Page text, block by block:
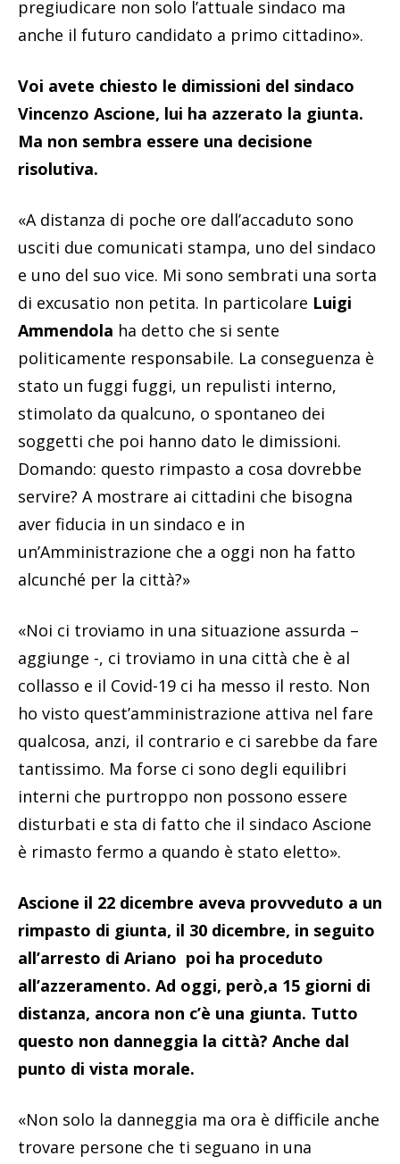
pregiudicare non solo l’attuale sindaco ma
anche il futuro candidato a primo cittadino».
Voi avete chiesto le dimissioni del sindaco
Vincenzo Ascione, lui ha azzerato la giunta.
Ma non sembra essere una decisione
risolutiva.
«A distanza di poche ore dall’accaduto sono
usciti due comunicati stampa, uno del sindaco
e uno del suo vice. Mi sono sembrati una sorta
di excusatio non petita. In particolare Luigi
Ammendola ha detto che si sente
politicamente responsabile. La conseguenza è
stato un fuggi fuggi, un repulisti interno,
stimolato da qualcuno, o spontaneo dei
soggetti che poi hanno dato le dimissioni.
Domando: questo rimpasto a cosa dovrebbe
servire? A mostrare ai cittadini che bisogna
aver fiducia in un sindaco e in
un’Amministrazione che a oggi non ha fatto
alcunché per la città?»
«Noi ci troviamo in una situazione assurda –
aggiunge -, ci troviamo in una città che è al
collasso e il Covid-19 ci ha messo il resto. Non
ho visto quest’amministrazione attiva nel fare
qualcosa, anzi, il contrario e ci sarebbe da fare
tantissimo. Ma forse ci sono degli equilibri
interni che purtroppo non possono essere
disturbati e sta di fatto che il sindaco Ascione
è rimasto fermo a quando è stato eletto».
Ascione il 22 dicembre aveva provveduto a un
rimpasto di giunta, il 30 dicembre, in seguito
all’arresto di Ariano poi ha proceduto
all’azzeramento. Ad oggi, però,a 15 giorni di
distanza, ancora non c’è una giunta. Tutto
questo non danneggia la città? Anche dal
punto di vista morale.
«Non solo la danneggia ma ora è difficile anche
trovare persone che ti seguano in una